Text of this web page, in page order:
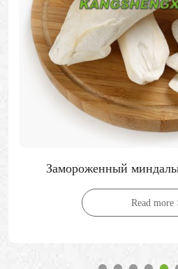
Замороженный
Read more